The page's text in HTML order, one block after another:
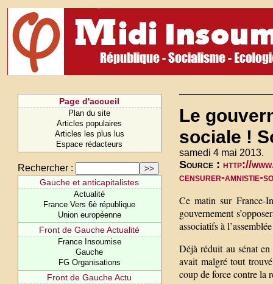
Page d'accueil
Plan du site
Articles populaires
Articles les plus lus
Espace rédacteurs
Rechercher :
Gauche et anticapitalistes
Actualité
France Vers 6è république
Union européenne
Front de Gauche Actualité
France Insoumise
Gauche
FG Organisations
Front de Gauche Actu
Le
sociale !
samedi 4 mai 2013.
Source : http://
censurer-amnistie-
Ce matin sur France-
gouvernement
associatifs à
Déjà réduit au sénat
avait malgré tout
coup de force contre la